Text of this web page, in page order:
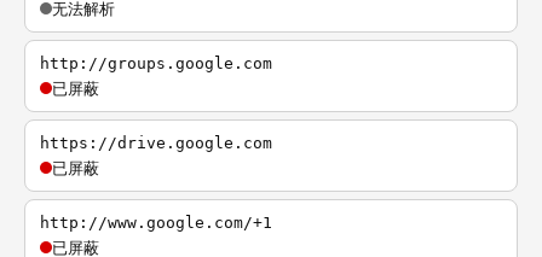
无法解析
http://groups.google.com
已屏蔽
https://drive.google.com
已屏蔽
http://www.google.com/+1
已屏蔽